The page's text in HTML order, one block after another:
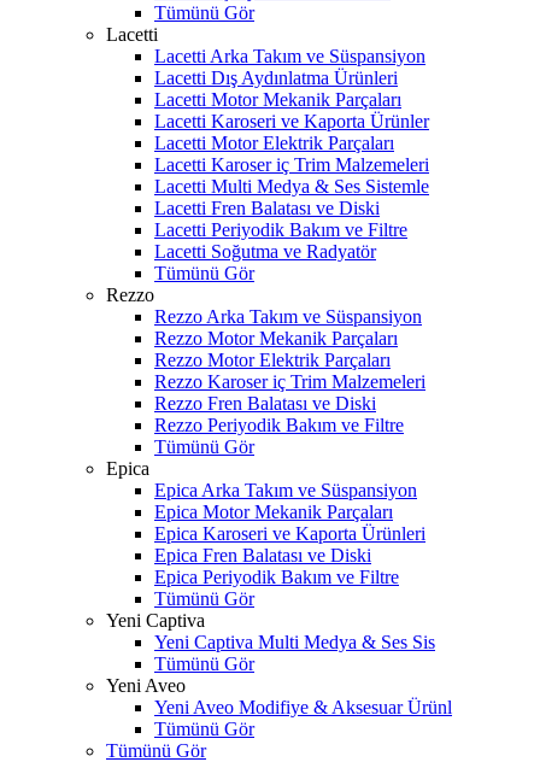
Tümünü Gör
Lacetti
Lacetti Arka Takım ve Süspansiyon
Lacetti Dış Aydınlatma Ürünleri
Lacetti Motor Mekanik Parçaları
Lacetti Karoseri ve Kaporta Ürünler
Lacetti Motor Elektrik Parçaları
Lacetti Karoser iç Trim Malzemeleri
Lacetti Multi Medya & Ses Sistemle
Lacetti Fren Balatası ve Diski
Lacetti Periyodik Bakım ve Filtre
Lacetti Soğutma ve Radyatör
Tümünü Gör
Rezzo
Rezzo Arka Takım ve Süspansiyon
Rezzo Motor Mekanik Parçaları
Rezzo Motor Elektrik Parçaları
Rezzo Karoser iç Trim Malzemeleri
Rezzo Fren Balatası ve Diski
Rezzo Periyodik Bakım ve Filtre
Tümünü Gör
Epica
Epica Arka Takım ve Süspansiyon
Epica Motor Mekanik Parçaları
Epica Karoseri ve Kaporta Ürünleri
Epica Fren Balatası ve Diski
Epica Periyodik Bakım ve Filtre
Tümünü Gör
Yeni Captiva
Yeni Captiva Multi Medya & Ses Sis
Tümünü Gör
Yeni Aveo
Yeni Aveo Modifiye & Aksesuar Ürünl
Tümünü Gör
Tümünü Gör